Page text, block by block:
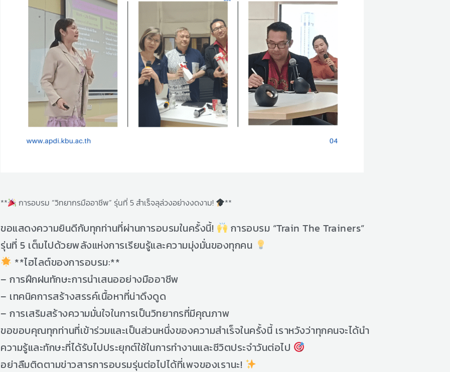
** การอบรม “วิทยากรมืออาชีพ” รุ่นที่ 5 สำเร็จลุล่วงอย่างงดงาม! **
ขอแสดงความยินดีกับทุกท่านที่ผ่านการอบรมในครั้งนี้!
การอบรม “Train The Trainers”
รุ่นที่ 5 เต็มไปด้วยพลังแห่งการเรียนรู้และความมุ่งมั่นของทุกคน
**ไฮไลต์ของการอบรม:**
– การฝึกฝนทักษะการนำเสนออย่างมืออาชีพ
– เทคนิคการสร้างสรรค์เนื้อหาที่น่าดึงดูด
– การเสริมสร้างความมั่นใจในการเป็นวิทยากรที่มีคุณภาพ
ขอขอบคุณทุกท่านที่เข้าร่วมและเป็นส่วนหนึ่งของความสำเร็จในครั้งนี้ เราหวังว่าทุกคนจะได้นำ
ความรู้และทักษะที่ได้รับไปประยุกต์ใช้ในการทำงานและชีวิตประจำวันต่อไป
อย่าลืมติดตามข่าวสารการอบรมรุ่นต่อไปได้ที่เพจของเรานะ!